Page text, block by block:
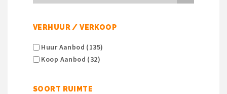
VERHUUR / VERKOOP
Huur Aanbod (135)
Koop Aanbod (32)
SOORT RUIMTE